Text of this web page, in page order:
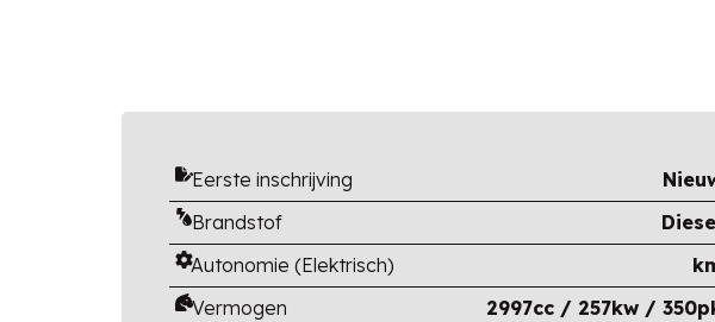
Eerste inschrijving
Brandstof
Autonomie (Elektrisch)
Vermogen
2997cc / 257kw /